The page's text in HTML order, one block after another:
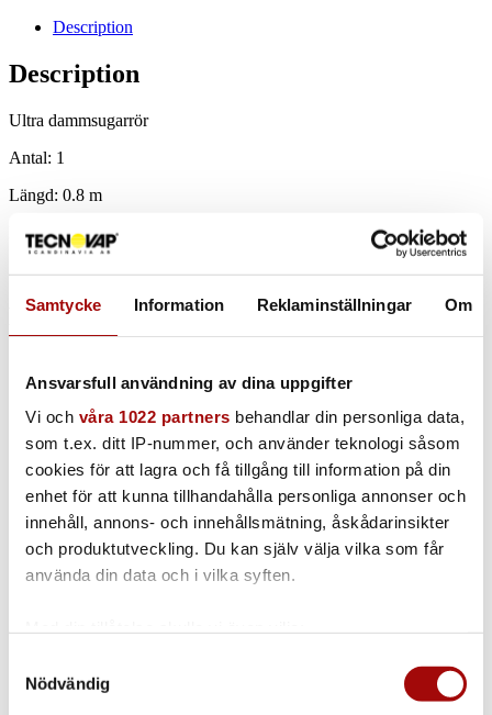
Samtycke Information Reklaminställningar Om
Ansvarsfull användning av dina uppgifter
Vi och våra 1022 partners behandlar din personliga data,
som t.ex. ditt IP-nummer, och använder teknologi såsom
cookies för att lagra och få tillgång till information på din
enhet för att kunna tillhandahålla personliga annonser och
innehåll, annons- och innehållsmätning, åskådarinsikter
och produktutveckling. Du kan själv välja vilka som får
använda din data och i vilka syften.
som kan ha en noggrannhet på upp till flera meter
Nödvändig
Description
Description
Ultra dammsugarrör
Antal: 1
Längd: 0.8 m
Diameter: 38 mm
Related products
Food Safe Dammsugarrör | 0.8 m
1st | 0.8m | 38mm
Ultra dammsugarrör | 0.8 m